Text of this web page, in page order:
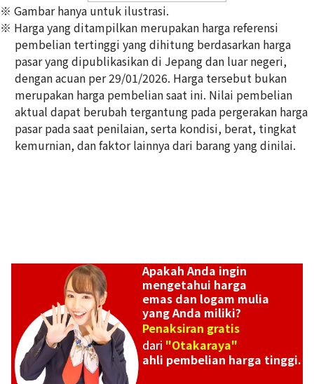
20K gold (K20) bracelet
2,6g
Referensi Harga Buyback
Rp 6.306.331
※ Gambar hanya untuk ilustrasi.
※ Harga yang ditampilkan merupakan harga referensi
pembelian tertinggi yang dihitung berdasarkan harga
pasar yang dipublikasikan di Jepang dan luar negeri,
dengan acuan per 29/01/2026. Harga tersebut bukan
merupakan harga pembelian saat ini. Nilai pembelian
aktual dapat berubah tergantung pada pergerakan harga
pasar pada saat penilaian, serta kondisi, berat, tingkat
kemurnian, dan faktor lainnya dari barang yang dinilai.
Apakah Anda ingin
mengetahui harga
emas dan logam mulia
yang Anda miliki?
Penaksiran gratis
dari "Otakaraya"
ahli pembelian harga tinggi.